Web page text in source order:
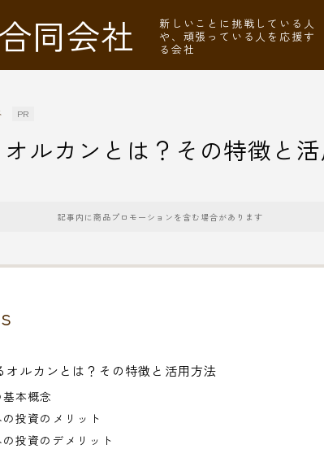
同会社
新しいことに挑戦している人
や、頑張っている人を応援す
る会社
PR
ルカンとは？その特徴と
記事内に商品プロモーションを含む場合があります
オルカンとは？その特徴と活用方法
本概念
投資のメリット
投資のデメリット